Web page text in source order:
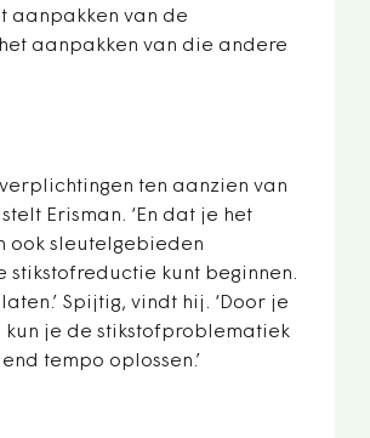
aanpakken van de
aanpakken van die andere
ten aanzien van
Erisman. ‘En dat je het
ook sleutelgebieden
kunt beginnen.
Spijtig, vindt hij. ‘Door je
je de stikstofproblematiek
tempo oplossen.’